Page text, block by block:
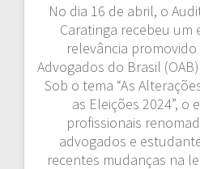
No dia 16 de abril, o
Caratinga recebeu um
relevância
Advogados do Brasil
Sob o tema “As
as Eleições 2024”, o
profissionais
advogados e
recentes mudanças na